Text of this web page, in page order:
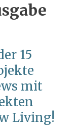
15
mit
Living!